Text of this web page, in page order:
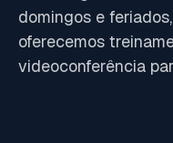
domingos e
oferecemos
videoconferência